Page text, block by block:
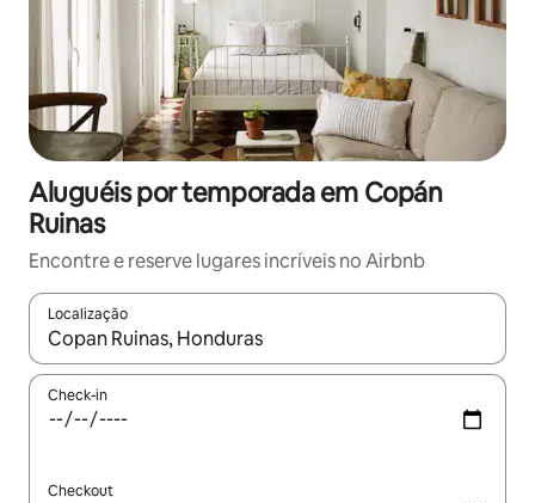
Aluguéis por temporada em Copán
Ruinas
Encontre e reserve lugares incríveis no Airbnb
Localização
Quando os resultados estiverem disponíveis, explore-os
Check-in
Checkout